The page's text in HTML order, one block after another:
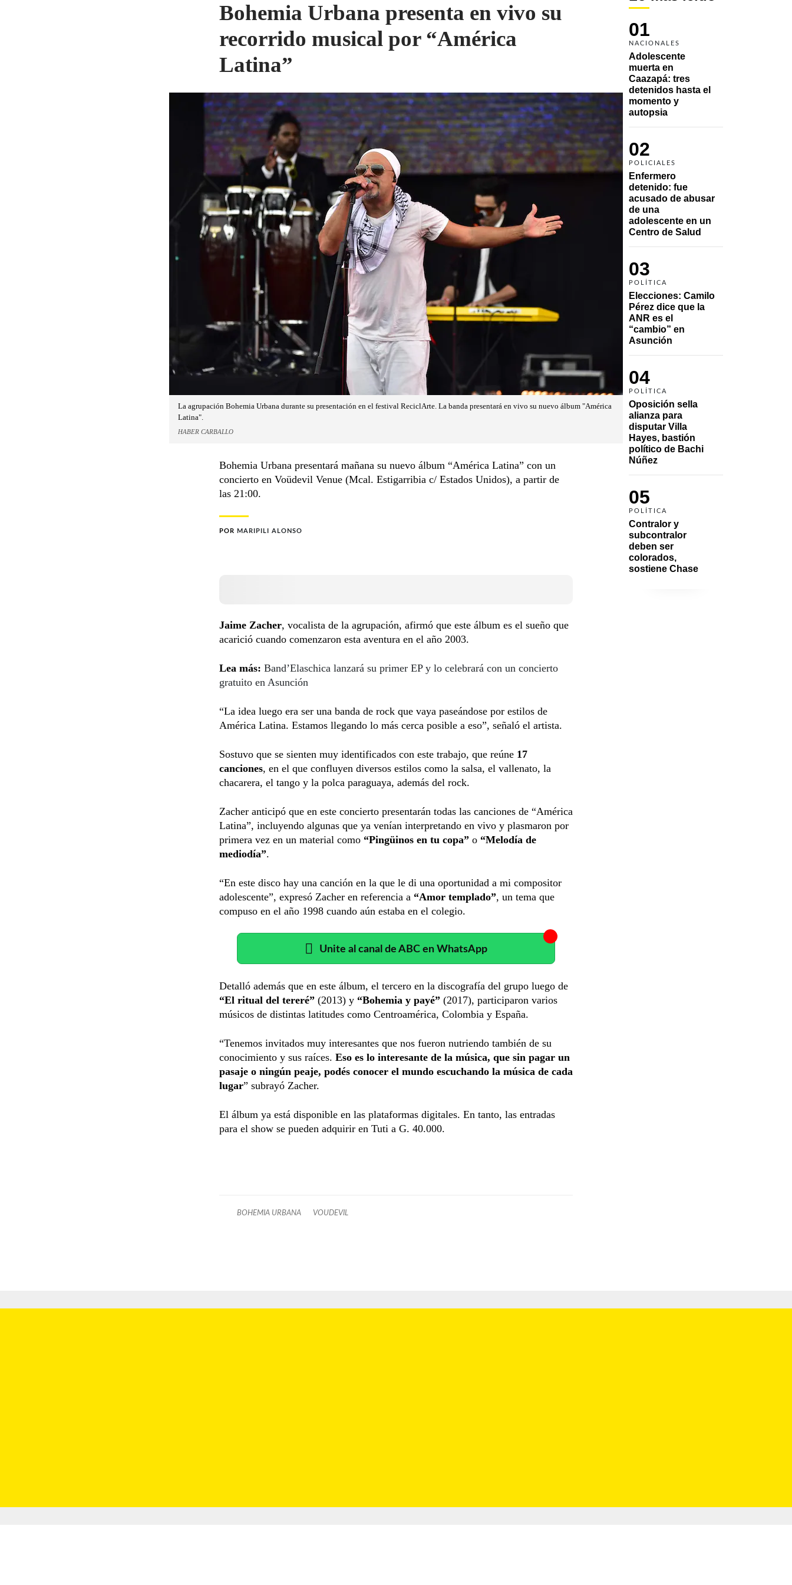
01
NACIONALES
Adolescente
muerta en
Caazapá: tres
detenidos hasta el
momento y
autopsia
02
POLICIALES
Enfermero
detenido: fue
acusado de abusar
de una
adolescente en un
Centro de Salud
03
POLÍTICA
Elecciones: Camilo
Pérez dice que la
ANR es el
“cambio” en
Asunción
04
POLÍTICA
Oposición sella
alianza para
disputar Villa
Hayes, bastión
político de Bachi
Núñez
05
POLÍTICA
Contralor y
subcontralor
deben ser
colorados,
sostiene Chase
Bohemia Urbana presenta en vivo su
recorrido musical por “América
Latina”
La agrupación Bohemia Urbana durante su presentación en el festival ReciclArte. La banda presentará en vivo su nuevo álbum "América
Latina".
HABER CARBALLO
Bohemia Urbana presentará mañana su nuevo álbum “América Latina” con un
concierto en Voüdevil Venue (Mcal. Estigarribia c/ Estados Unidos), a partir de
las 21:00.
POR MARIPILI ALONSO
Jaime Zacher, vocalista de la agrupación, afirmó que este álbum es el sueño que
acarició cuando comenzaron esta aventura en el año 2003.
Lea más: Band’Elaschica lanzará su primer EP y lo celebrará con un concierto
gratuito en Asunción
“La idea luego era ser una banda de rock que vaya paseándose por estilos de
América Latina. Estamos llegando lo más cerca posible a eso”, señaló el artista.
Sostuvo que se sienten muy identificados con este trabajo, que reúne 17
canciones, en el que confluyen diversos estilos como la salsa, el vallenato, la
chacarera, el tango y la polca paraguaya, además del rock.
Zacher anticipó que en este concierto presentarán todas las canciones de “América
Latina”, incluyendo algunas que ya venían interpretando en vivo y plasmaron por
primera vez en un material como “Pingüinos en tu copa” o “Melodía de
mediodía”.
“En este disco hay una canción en la que le di una oportunidad a mi compositor
adolescente”, expresó Zacher en referencia a “Amor templado”, un tema que
compuso en el año 1998 cuando aún estaba en el colegio.
Unite al canal de ABC en WhatsApp
Detalló además que en este álbum, el tercero en la discografía del grupo luego de
“El ritual del tereré” (2013) y “Bohemia y payé” (2017), participaron varios
músicos de distintas latitudes como Centroamérica, Colombia y España.
“Tenemos invitados muy interesantes que nos fueron nutriendo también de su
conocimiento y sus raíces. Eso es lo interesante de la música, que sin pagar un
pasaje o ningún peaje, podés conocer el mundo escuchando la música de cada
lugar” subrayó Zacher.
El álbum ya está disponible en las plataformas digitales. En tanto, las entradas
para el show se pueden adquirir en Tuti a G. 40.000.
BOHEMIA URBANA VOUDEVIL